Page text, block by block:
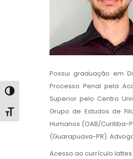
Alternar alto contraste
Alternar tamanho da fonte
Possui graduação em
Processo Penal pela
Superior pelo Centro
Grupo de Estudos de
Humanos (OAB/Curitiba-
(Guarapuava-PR).
Acesso ao currículo